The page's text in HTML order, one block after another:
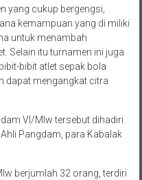
yang cukup bergengsi,
kemampuan yang di miliki
untuk menambah
Selain itu turnamen ini juga
bibit atlet sepak bola
dapat mengangkat citra
VI/Mlw tersebut dihadiri
Pangdam, para Kabalak
berjumlah 32 orang, terdiri